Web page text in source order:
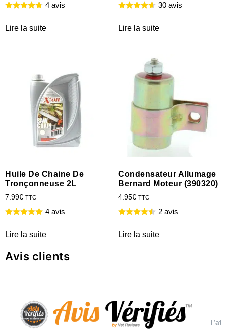
4 avis
Lire la suite
30 avis
Lire la suite
Huile De Chaine De
Tronçonneuse 2L
7.99€ TTC
4 avis
Lire la suite
Condensateur Allumage
Bernard Moteur (390320)
4.95€ TTC
2 avis
Lire la suite
Avis clients